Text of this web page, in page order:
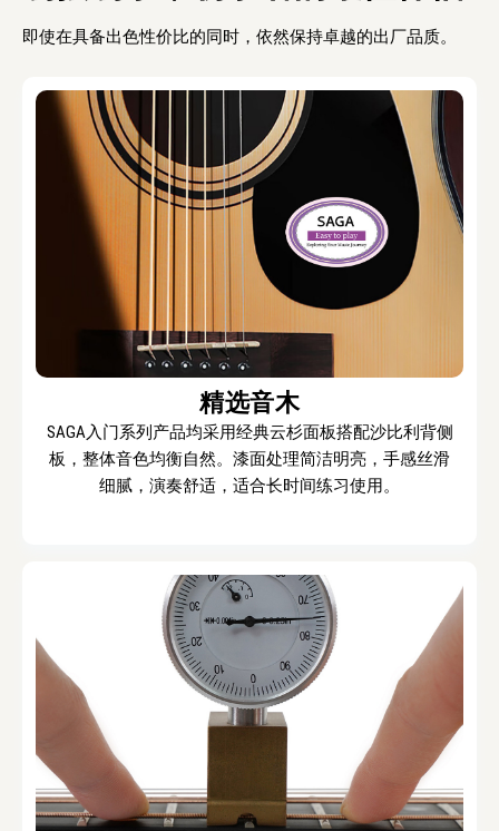
即使在具备出色性价比的同时，依然保持卓越的出厂品质。
精选音木
SAGA入门系列产品均采用经典云杉面板搭配沙比利背侧
板，整体音色均衡自然。漆面处理简洁明亮，手感丝滑
细腻，演奏舒适，适合长时间练习使用。